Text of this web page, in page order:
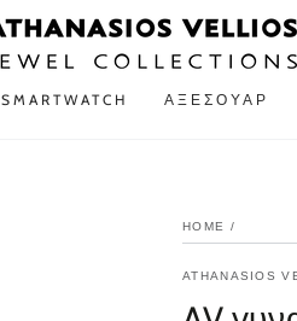
SMARTWATCH ΑΞΕΣΟΥΆΡ
HOME /
ATHANASIOS